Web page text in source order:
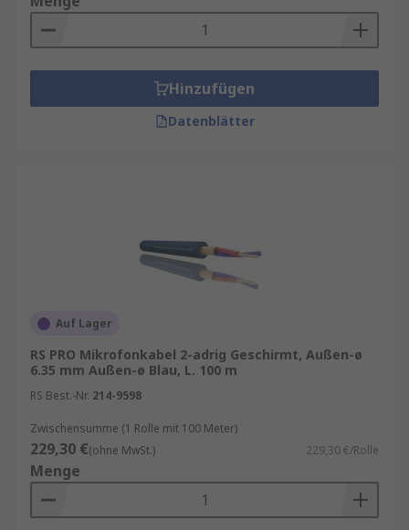
Hinzufügen
Datenblätter
Auf Lager
RS PRO Mikrofonkabel 2-adrig Geschirmt, Außen-ø
6.35 mm Außen-ø Blau, L. 100 m
RS Best.-Nr. 214-9598
Zwischensumme (1 Rolle mit 100 Meter)
229,30 €(ohne MwSt.) 229,30 €/Rolle
Menge